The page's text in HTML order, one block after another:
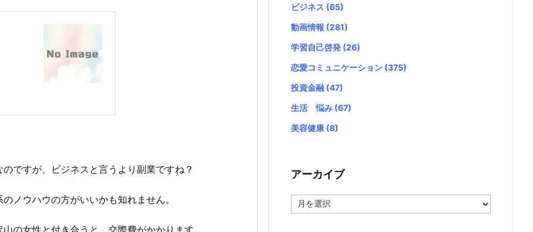
ですが、ビジネスと言うより副業ですね？
ノウハウの方がいいかも知れません。
の女性と付き合うと、交際費がかかります。
ビジネス (65)
動画情報 (281)
学習自己啓発 (26)
恋愛コミュニケーション (375)
投資金融 (47)
生活 悩み (67)
美容健康 (8)
アーカイブ
ー